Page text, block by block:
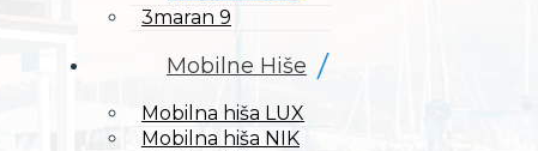
3maran 9
Mobilne Hiše
Mobilna hiša LUX
Mobilna hiša NIK